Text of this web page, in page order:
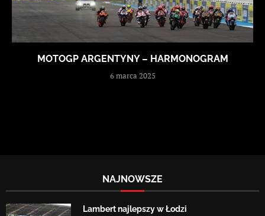
MOTOGP ARGENTYNY – HARMONOGRAM
6 marca 2025
NAJNOWSZE
Lambert najlepszy w Łodzi